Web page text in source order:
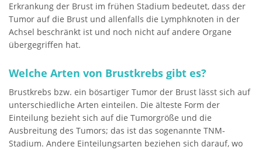
Erkrankung der Brust im frühen Stadium bedeutet, dass der
Tumor auf die Brust und allenfalls die Lymphknoten in der
Achsel beschränkt ist und noch nicht auf andere Organe
übergegriffen hat.
Welche Arten von Brustkrebs gibt es?
Brustkrebs bzw. ein bösartiger Tumor der Brust lässt sich auf
unterschiedliche Arten einteilen. Die älteste Form der
Einteilung bezieht sich auf die Tumorgröße und die
Ausbreitung des Tumors; das ist das sogenannte TNM-
Stadium. Andere Einteilungsarten beziehen sich darauf, wo